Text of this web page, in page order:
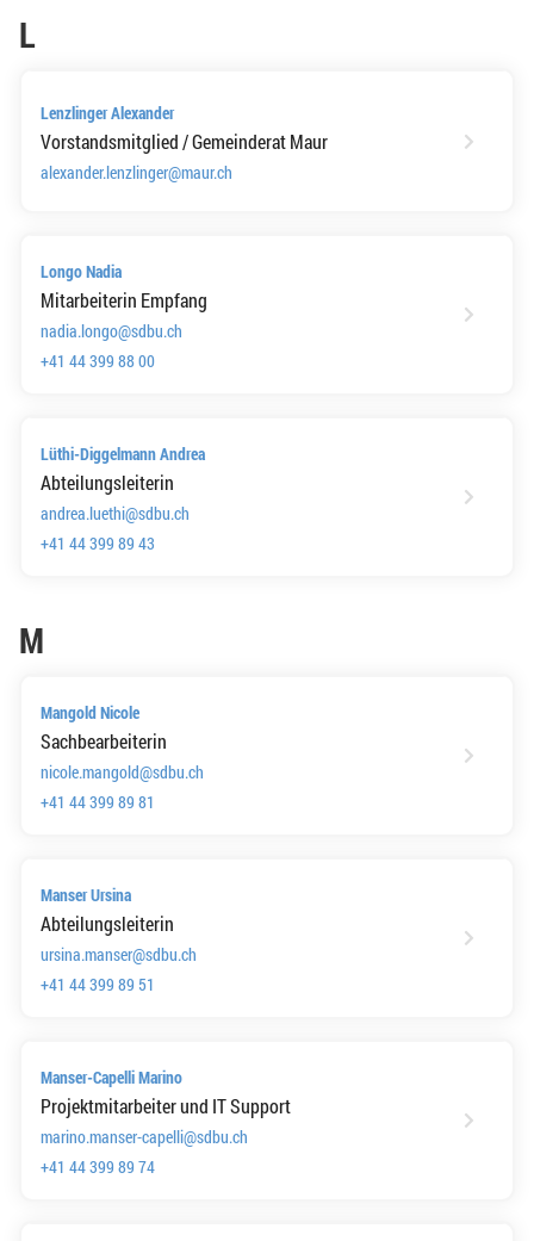
L
Lenzlinger Alexander
Vorstandsmitglied / Gemeinderat Maur
alexander.lenzlinger@maur.ch
Longo Nadia
Mitarbeiterin Empfang
nadia.longo@sdbu.ch
+41 44 399 88 00
Lüthi-Diggelmann Andrea
Abteilungsleiterin
andrea.luethi@sdbu.ch
+41 44 399 89 43
M
Mangold Nicole
Sachbearbeiterin
nicole.mangold@sdbu.ch
+41 44 399 89 81
Manser Ursina
Abteilungsleiterin
ursina.manser@sdbu.ch
+41 44 399 89 51
Manser-Capelli Marino
Projektmitarbeiter und IT Support
marino.manser-capelli@sdbu.ch
+41 44 399 89 74